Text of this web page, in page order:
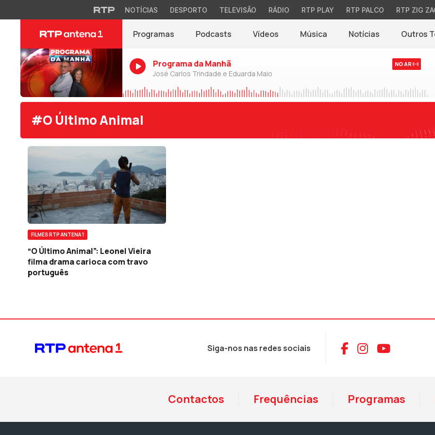
NOTÍCIAS DESPORTO TELEVISÃO RÁDIO RTP PLAY RTP PALCO RTP ZIG
Programas Podcasts Vídeos Música Notícias(abre em nova
Outros
Programa da Manhã
José Carlos Trindade e Eduarda Maio
NO AR
#O Último Animal
FILMES RTP ANTENA 1
“O Último Animal”: Leonel Vieira
filma drama carioca com travo
português
Siga-nos nas redes sociais Aceder ao
Aceder ao
Aceder
Contactos Frequências Programas